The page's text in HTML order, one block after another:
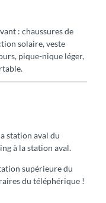
: chaussures de
solaire, veste
pique-nique léger,
station aval du
à la station aval.
supérieure du
du téléphérique !